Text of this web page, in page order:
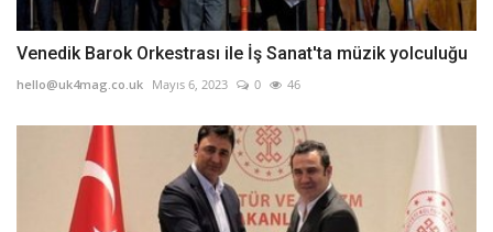
Venedik Barok Orkestrası ile İş Sanat'ta müzik yolculuğu
hello@uk4mag.co.uk Mayıs 6, 2023 0 46